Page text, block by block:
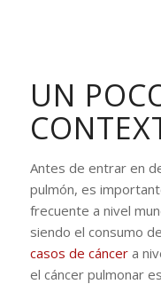
UN
Antes de entrar en
pulmón, es
frecuente a nivel
siendo el consumo
casos de cáncera
el cáncer pulmonar